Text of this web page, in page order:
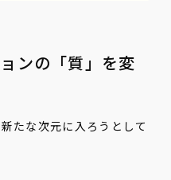
ンの「質」を変
たな次元に入ろうとして